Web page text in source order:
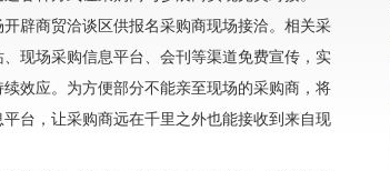
商贸洽谈区供报名采购商现场接洽。相关采
现场采购信息平台、会刊等渠道免费宣传，实
效应。为方便部分不能亲至现场的采购商，将
台，让采购商远在千里之外也能接收到来自现